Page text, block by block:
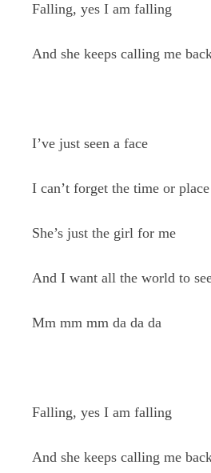
Falling, yes I am falling
And she keeps calling me
I’ve just seen a face
I can’t forget the time or
She’s just the girl for me
And I want all the world to
Mm mm mm da da da
Falling, yes I am falling
And she keeps calling me